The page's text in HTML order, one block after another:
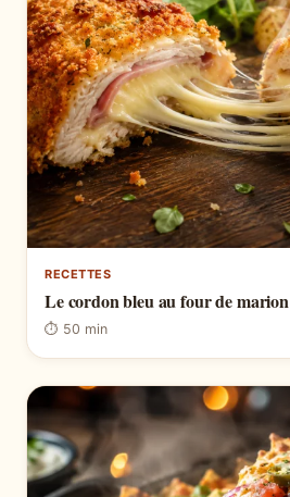
RECETTES
Le cordon bleu au four de marion
⏱ 50 min